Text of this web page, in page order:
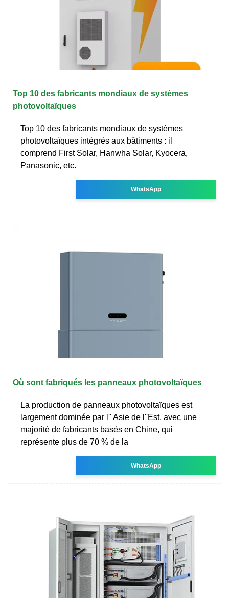
Top 10 des fabricants mondiaux de systèmes
photovoltaïques
Top 10 des fabricants mondiaux de systèmes
photovoltaïques intégrés aux bâtiments : il
comprend First Solar, Hanwha Solar, Kyocera,
Panasonic, etc.
WhatsApp
Où sont fabriqués les panneaux photovoltaïques
La production de panneaux photovoltaïques est
largement dominée par l'' Asie de l''Est, avec une
majorité de fabricants basés en Chine, qui
représente plus de 70 % de la
WhatsApp